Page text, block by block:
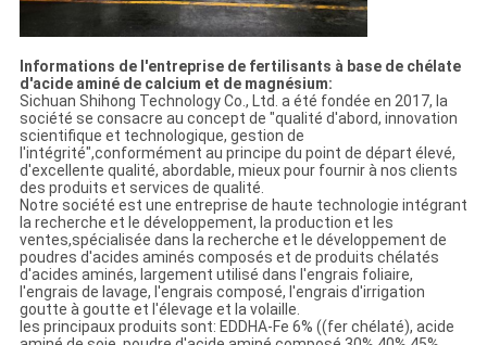
Informations de l'entreprise de fertilisants à base de chélate
d'acide aminé de calcium et de magnésium:
Sichuan Shihong Technology Co., Ltd. a été fondée en 2017, la
société se consacre au concept de "qualité d'abord, innovation
scientifique et technologique, gestion de
l'intégrité",conformément au principe du point de départ élevé,
d'excellente qualité, abordable, mieux pour fournir à nos clients
des produits et services de qualité.
Notre société est une entreprise de haute technologie intégrant
la recherche et le développement, la production et les
ventes,spécialisée dans la recherche et le développement de
poudres d'acides aminés composés et de produits chélatés
d'acides aminés, largement utilisé dans l'engrais foliaire,
l'engrais de lavage, l'engrais composé, l'engrais d'irrigation
goutte à goutte et l'élevage et la volaille.
les principaux produits sont: EDDHA-Fe 6% ((fer chélaté), acide